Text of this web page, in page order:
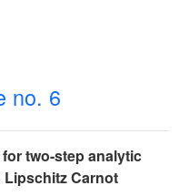
no. 6
two-step analytic
Carnot